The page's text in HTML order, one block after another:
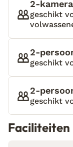
weer terug
is voor
voelt het zo
bent. Tussen
bougainville
koelen en er
genoeg boeken
niet meer van
ijskoud
of anders bij de
lunch en het
eropuit te
2-
geschikt
2-
geschikt
2-
geschikt
Faciliteiten